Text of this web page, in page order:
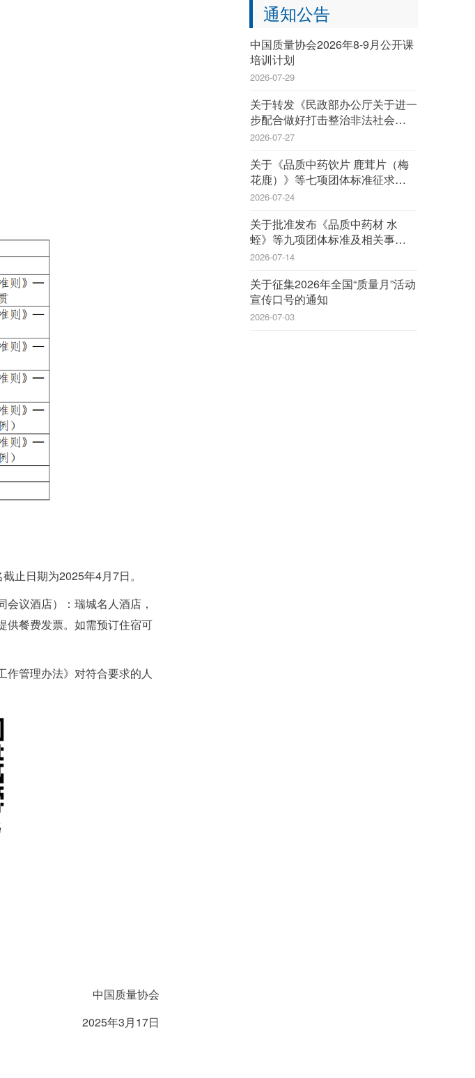
止日期为2025年4月7日。
议酒店）：瑞城名人酒店，
供餐费发票。如需预订住宿可
作管理办法》对符合要求的人
中国质量协会
2025年3月17日
通知公告
中国质量协会2026年8-9月公开课
培训计划
2026-07-29
关于转发《民政部办公厅关于进一
步配合做好打击整治非法社会组织
工作的通知》的通知
2026-07-27
关于《品质中药饮片 鹿茸片（梅
花鹿）》等七项团体标准征求意见
的函
2026-07-24
关于批准发布《品质中药材 水
蛭》等九项团体标准及相关事宜的
公告
2026-07-14
关于征集2026年全国“质量月”活动
宣传口号的通知
2026-07-03